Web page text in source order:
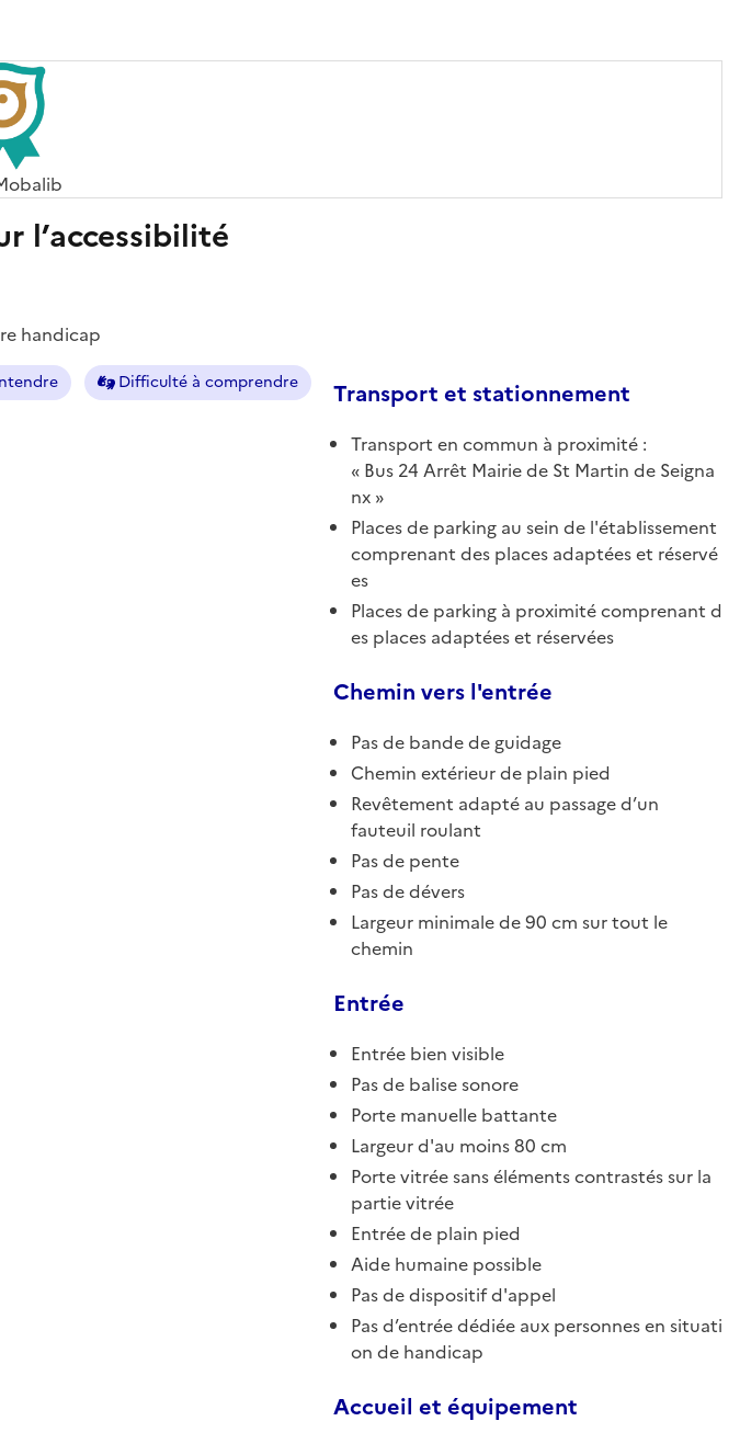
l’accessibilité
handicap
Difficulté à comprendre Transport et stationnement
Transport en commun à proximité :
Bus 24 Arrêt Mairie de St Martin de Seigna
nx
Places de parking au sein de l'établissement
comprenant des places adaptées et réservé
es
Places de parking à proximité comprenant d
es places adaptées et réservées
Chemin vers l'entrée
Pas de bande de guidage
Chemin extérieur de plain pied
Revêtement adapté au passage d’un
fauteuil roulant
Pas de pente
Pas de dévers
Largeur minimale de 90 cm sur tout le
chemin
Entrée
Entrée bien visible
Pas de balise sonore
Porte manuelle battante
Largeur d'au moins 80 cm
Porte vitrée sans éléments contrastés sur la
partie vitrée
Entrée de plain pied
Aide humaine possible
Pas de dispositif d'appel
Pas d’entrée dédiée aux personnes en situati
on de handicap
Accueil et équipement